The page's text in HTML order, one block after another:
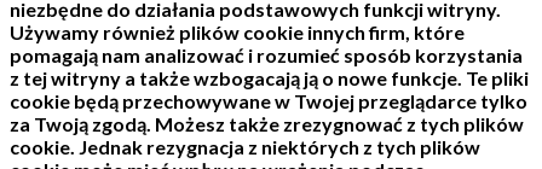
niezbędne do działania podstawowych funkcji witryny.
Używamy również plików cookie innych firm, które
pomagają nam analizować i rozumieć sposób korzystania
z tej witryny a także wzbogacają ją o nowe funkcje. Te pliki
cookie będą przechowywane w Twojej przeglądarce tylko
za Twoją zgodą. Możesz także zrezygnować z tych plików
cookie. Jednak rezygnacja z niektórych z tych plików